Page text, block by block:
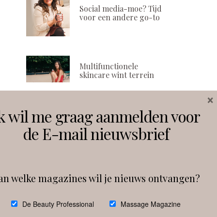
Social media-moe? Tijd
voor een andere go-to
Multifunctionele
skincare wint terrein
Volg ons
Follow on Instagram
wil me graag aanmelden voor
de E-mail nieuwsbrief
welke magazines wil je nieuws ontvangen?
De Beauty Professional Massage Magazine
×